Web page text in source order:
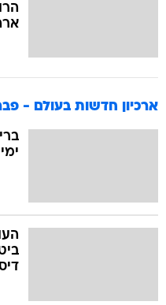
ארכיון חדשות בעולם -